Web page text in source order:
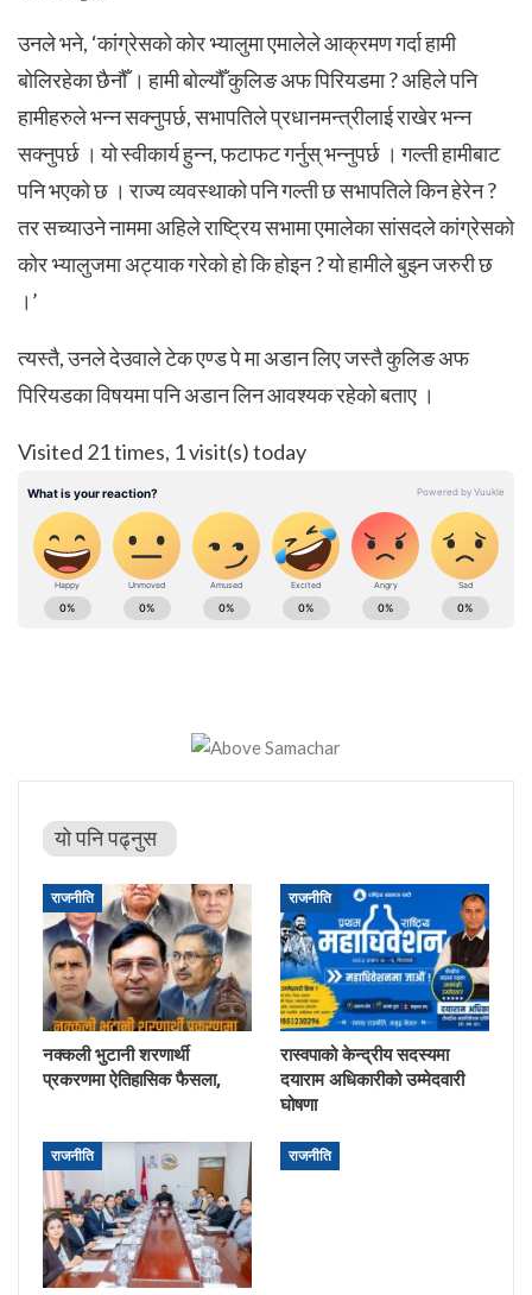
उनले भने, ‘कांग्रेसको कोर भ्यालुमा एमालेले आक्रमण गर्दा हामी
बोलिरहेका छैनौँ । हामी बोल्यौँ कुलिङ अफ पिरियडमा ? अहिले पनि
हामीहरुले भन्न सक्नुपर्छ, सभापतिले प्रधानमन्त्रीलाई राखेर भन्न
सक्नुपर्छ । यो स्वीकार्य हुन्न, फटाफट गर्नुस् भन्नुपर्छ । गल्ती हामीबाट
पनि भएको छ । राज्य व्यवस्थाको पनि गल्ती छ सभापतिले किन हेरेन ?
तर सच्याउने नाममा अहिले राष्ट्रिय सभामा एमालेका सांसदले कांग्रेसको
कोर भ्यालुजमा अट्याक गरेको हो कि होइन ? यो हामीले बुझ्न जरुरी छ
।’
त्यस्तै, उनले देउवाले टेक एण्ड पे मा अडान लिए जस्तै कुलिङ अफ
पिरियडका विषयमा पनि अडान लिन आवश्यक रहेको बताए ।
Visited 21 times, 1 visit(s) today
यो पनि पढ्नुस
राजनीति
नक्कली भुटानी शरणार्थी
प्रकरणमा ऐतिहासिक फैसला,
राजनीति
रास्वपाको केन्द्रीय सदस्यमा
दयाराम अधिकारीको उम्मेदवारी
घोषणा
राजनीति राजनीति